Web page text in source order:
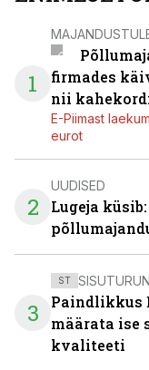
1
firmades
nii
E-Piimast
eurot
2
UUDISED
Lugeja
3
ST
Paindlikkus
määrata ise
kvaliteeti